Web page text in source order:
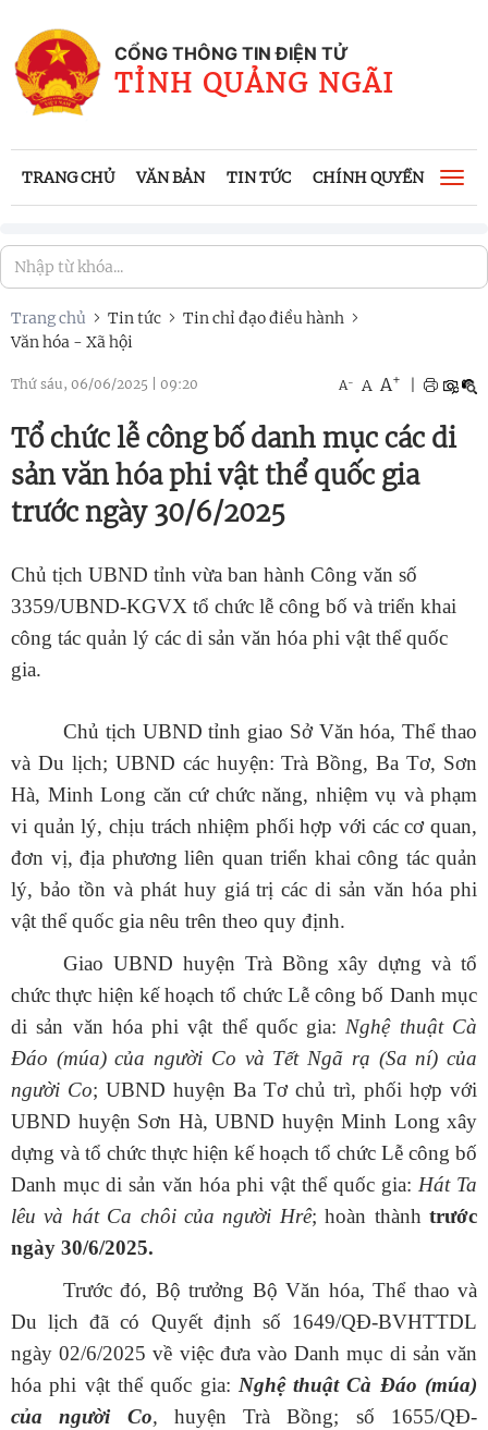
CỔNG THÔNG TIN ĐIỆN TỬ
TỈNH QUẢNG NGÃI
TRANG CHỦ VĂN BẢN TIN TỨC CHÍNH QUYỀN
Trang chủ Tin tức
Tin chỉ đạo điều hành
Văn hóa - Xã hội
Thứ sáu, 06/06/2025 09:20 A- A A+
Tổ chức lễ công bố danh mục các di
sản văn hóa phi vật thể quốc gia
trước ngày 30/6/2025
Chủ tịch UBND tỉnh vừa ban hành Công văn số
3359/UBND-KGVX tổ chức lễ công bố và triển khai
công tác quản lý các di sản văn hóa phi vật thể quốc
gia.
Chủ tịch UBND tỉnh giao Sở Văn hóa, Thể thao
và Du lịch; UBND các huyện: Trà Bồng, Ba Tơ, Sơn
Hà, Minh Long căn cứ chức năng, nhiệm vụ và phạm
vi quản lý, chịu trách nhiệm phối hợp với các cơ quan,
đơn vị, địa phương liên quan triển khai công tác quản
lý, bảo tồn và phát huy giá trị các di sản văn hóa phi
vật thể quốc gia nêu trên theo quy định.
Giao UBND huyện Trà Bồng xây dựng và tổ
chức thực hiện kế hoạch tổ chức Lễ công bố Danh mục
di sản văn hóa phi vật thể quốc gia:Nghệ thuật Cà
Đáo (múa) của người Co và Tết Ngã rạ (Sa ní) của
người Co; UBND huyện Ba Tơ chủ trì, phối hợp với
UBND huyện Sơn Hà, UBND huyện Minh Long xây
dựng và tổ chức thực hiện kế hoạch tổ chức Lễ công bố
Danh mục di sản văn hóa phi vật thể quốc gia: Hát Ta
lêu và hát Ca chôi của người Hrê; hoàn thànhtrước
ngày 30/6/2025.
Trước đó, Bộ trưởng Bộ Văn hóa, Thể thao và
Du lịch đã có Quyết định số 1649/QĐ-BVHTTDL
ngày 02/6/2025 về việc đưa vào Danh mục di sản văn
hóa phi vật thể quốc gia: Nghệ thuật Cà Đáo (múa)
của người Co, huyện Trà Bồng; số 1655/QĐ-